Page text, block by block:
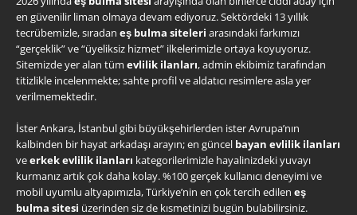
en güvenilir liman olmaya devam ediyoruz. Sektördeki 13 yıllık
tecrübemizle, sıradan eş bulma siteleri arasındaki farkımızı
“gerçeklik” ve “üyeliksiz hizmet” ilkelerimizle ortaya koyuyoruz.
Sitemizde yer alan tüm evlilik ilanları, admin ekibimiz tarafından
titizlikle incelenmekte; sahte profil ve aldatıcı resimlere asla yer
verilmemektedir.
İster Ankara, İstanbul gibi büyükşehirlerden ister Avrupa’nın
kalbinden bir hayat arkadaşı arayın; en güncel bayan evlilik ilanları
veerkek evlilik ilanları kategorilerimizle hayalinizdeki yuvayı
kurmanız artık çok daha kolay. %100 gerçek kullanıcı deneyimi ve
mobil uyumlu altyapımızla, Türkiye’nin en çok tercih edilen eş
bulma sitesi üzerinden siz de kısmetinizi bugün bulabilirsiniz.